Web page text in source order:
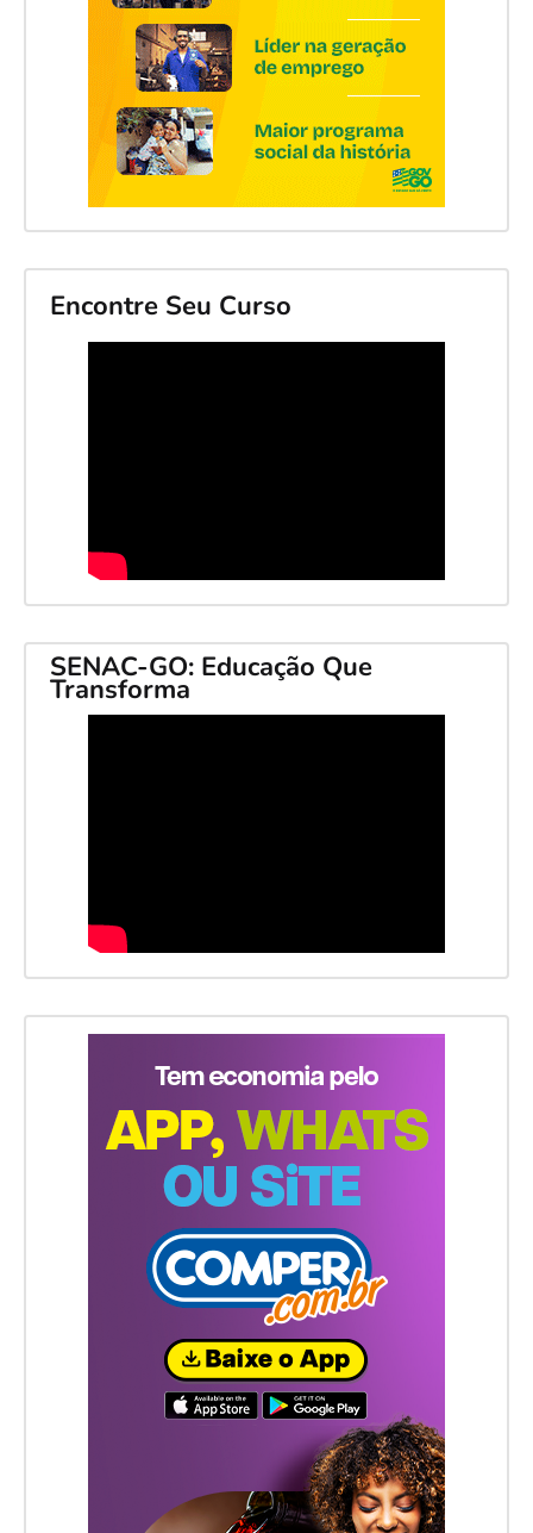
Encontre Seu Curso
SENAC-GO: Educação Que
Transforma